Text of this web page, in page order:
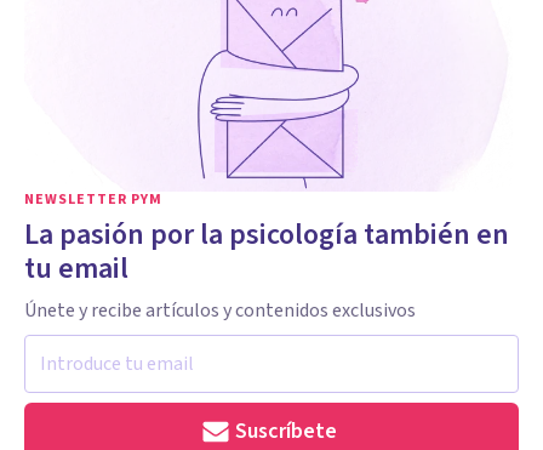
NEWSLETTER PYM
La pasión por la psicología también en
tu email
Únete y recibe artículos y contenidos exclusivos
Suscríbete